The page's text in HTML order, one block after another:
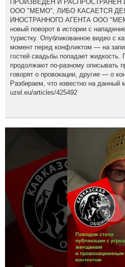
ПРОИЗВЕДЕН И
ООО "МЕМО", ЛИБО КАСАЕТСЯ
ИНОСТРАННОГО АГЕНТА ООО
новый поворот в истории с
туристку. Опубликованное видео с
момент перед конфликтом — на
гостей свадьбы попадает жидкость.
продолжают по-разному описывать
говорят о провокации, другие — о
Разбираем, что известно на данный
uzel.eu/articles/425492